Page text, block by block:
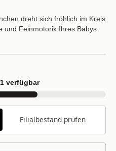
dreht sich fröhlich im Kreis
und Feinmotorik Ihres Babys
verfügbar
Filialbestand prüfen